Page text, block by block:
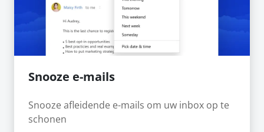
Snooze e-mails
Snooze afleidende e-mails om uw inbox op te
schonen